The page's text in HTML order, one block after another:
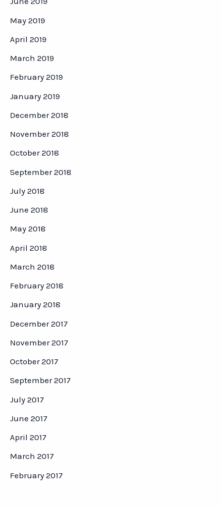
May 2019
April 2019
March 2019
February 2019
January 2019
December 2018
November 2018
October 2018
September 2018
July 2018
June 2018
May 2018
April 2018
March 2018
February 2018
January 2018
December 2017
November 2017
October 2017
September 2017
July 2017
June 2017
April 2017
March 2017
February 2017